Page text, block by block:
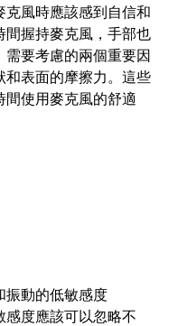
克風時應該感到自信和
間握持麥克風，手部也
需要考慮的兩個重要因
和表面的摩擦力。這些
間使用麥克風的舒適
振動的低敏感度
感度應該可以忽略不